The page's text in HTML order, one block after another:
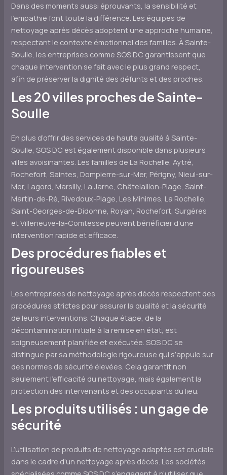
Dans des moments aussi éprouvants, la sensibilité et
l’empathie font toute la différence. Les équipes de
nettoyage après décès adoptent une approche humaine,
respectant le contexte émotionnel des familles. À Sainte-
Soulle, les entreprises comme SOS DC garantissent que
chaque intervention se fait avec le plus grand respect,
afin de préserver la dignité des défunts et des proches.
Les 20 villes proches de Sainte-
Soulle
En plus d’offrir des services de haute qualité à Sainte-
Soulle, SOS DC est également disponible dans plusieurs
villes avoisinantes. Les familles de La Rochelle, Aytré,
Rochefort, Saintes, Dompierre-sur-Mer, Périgny, Nieul-sur-
Mer, Lagord, Marsilly, La Jarne, Châtelaillon-Plage, Saint-
Martin-de-Ré, Rivedoux-Plage, Les Minimes, La Rochelle,
Saint-Georges-de-Didonne, Royan, Rochefort, Surgères
et Villeneuve-la-Comtesse peuvent bénéficier d’une
intervention rapide et efficace.
Des procédures fiables et
rigoureuses
Les entreprises de nettoyage après décès respectent des
procédures strictes pour assurer la qualité et la sécurité
de leurs interventions. Chaque étape, de la
décontamination initiale à la remise en état, est
soigneusement planifiée et exécutée. SOS DC se
distingue par sa méthodologie rigoureuse qui s’appuie sur
des normes de sécurité élevées. Cela garantit non
seulement l’efficacité du nettoyage, mais également la
protection des intervenants et des occupants du lieu.
Les produits utilisés : un gage de
sécurité
L’utilisation de produits de nettoyage adaptés est cruciale
dans le cadre d’un nettoyage après décès. Les sociétés